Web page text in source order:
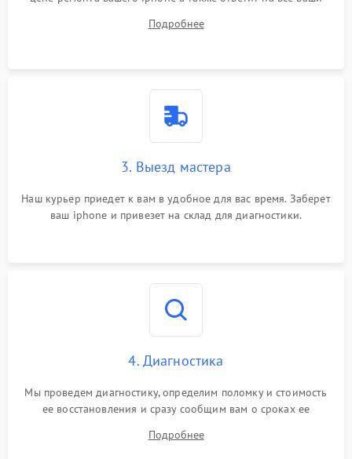
Подробнее
3. Выезд мастера
Наш курьер приедет к вам в удобное для вас время. Заберет
ваш iphone и привезет на склад для диагностики.
4. Диагностика
Мы проведем диагностику, определим поломку и стоимость
ее восстановления и сразу сообщим вам о сроках ее
Подробнее